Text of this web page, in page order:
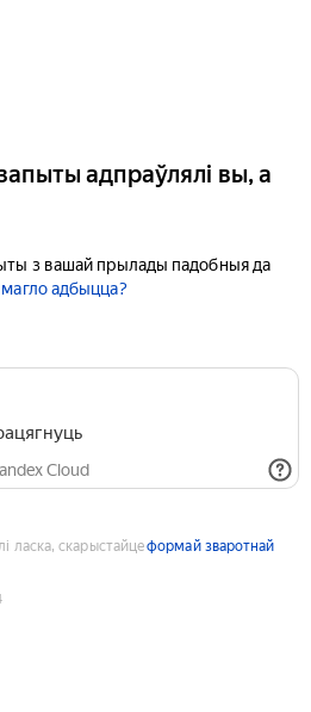
адпраўлялі вы, а
з вашай прылады падобныя да
адбыцца?
Cloud
ласка, скарыстайцеформай зваротнай